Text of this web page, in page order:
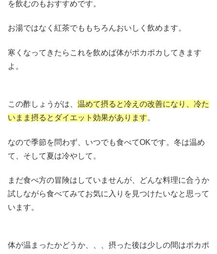
を飲むのもおすすめです。
お湯ではなく紅茶でももちろんおいしく飲めます。
寒くなってきたらこれを飲めば体がポカポカしてきます
よ。
この酢しょうがは、 温めて摂ると冷えの改善になり、冷た
いまま摂るとダイエット効果があります。
なので季節を問わず、いつでも食べてOKです。冬は温め
て、そして夏は冷やして。
まだ食べ方の冒険はしていませんが、どんな料理に合うか
試しながら食べてみてお気に入りを見つけたいなと思って
います。
体が温まったかどうか、、、摂った後は少しの間はポカポ